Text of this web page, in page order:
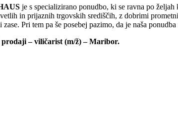
je s specializirano ponudbo, ki se ravna po
in prijaznih trgovskih središčih, z dobrimi
Pri tem pa še posebej pazimo, da je naša
prodaji – viličarist (m/ž) – Maribor.